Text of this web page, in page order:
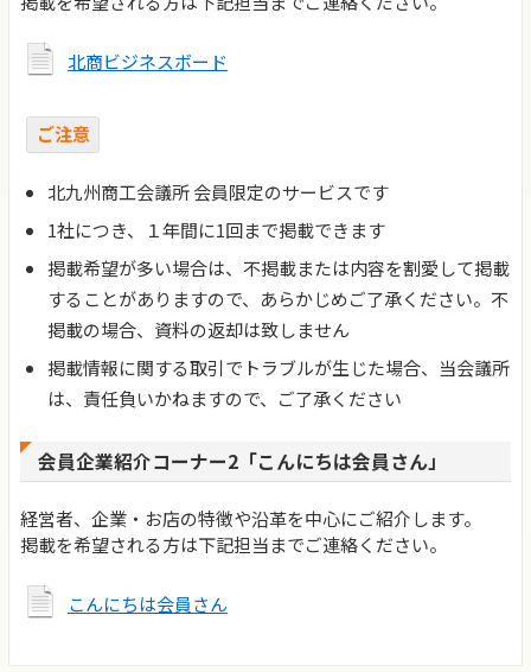
北商ビジネスボード
ご注意
北九州商工会議所 会員限定のサービスです
1社につき、１年間に1回まで掲載できます
掲載希望が多い場合は、不掲載または内容を割愛して掲載
することがありますので、あらかじめご了承ください。不
掲載の場合、資料の返却は致しません
掲載情報に関する取引でトラブルが生じた場合、当会議所
は、責任負いかねますので、ご了承ください
会員企業紹介コーナー2「こんにちは会員さん」
経営者、企業・お店の特徴や沿革を中心にご紹介します。
掲載を希望される方は下記担当までご連絡ください。
こんにちは会員さん